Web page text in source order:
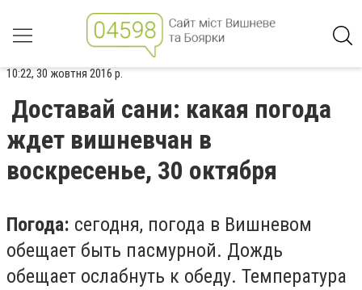
10:22, 30 жовтня 2016 р.
Доставай сани: какая погода
ждет вишневчан в
воскресенье, 30 октября
Погода: сегодня, погода в Вишневом
обещает быть пасмурной. Дождь
обещает ослабнуть к обеду. Температура